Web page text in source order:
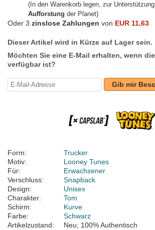
(In den Warenkorb legen, zur
Aufforstung der Planet)
Oder 3 zinslose Zahlungen von EUR 11,63
Dieser Artikel wird in Kürze auf Lager sein.
Möchten Sie eine E-Mail erhalten, wenn
verfügbar ist?
Gib mir
Form:
Trucker
Motiv:
Looney Tunes
Für:
Erwachsener
Verschluss:
Snapback
Design:
Unisex
Charakter:
Tom
Schirm:
Kurve
Farbe:
Schwarz
Artikelzustand:
Neu; 100% Authentisch